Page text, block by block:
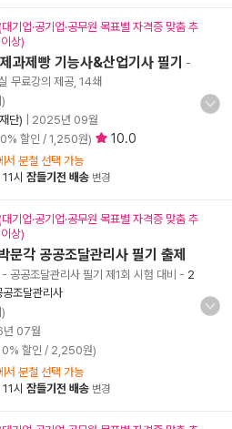
기업·공기업·공무원 목표별 자격증 맞춤 추
상)
제빵 기능사&산업기사 필기
-
무료강의 제공, 14쇄
단)
2025년 09월
할인 / 1,250원) 10.0
서 분철 선택 가능
시 잠들기전 배송 변경
기업·공기업·공무원 목표별 자격증 맞춤 추
상)
각 공공조달관리사 필기 출제
- 공공조달관리사 필기 제1회 시험 대비 - 2
조달관리사
07월
할인 / 2,250원)
서 분철 선택 가능
시 잠들기전 배송 변경